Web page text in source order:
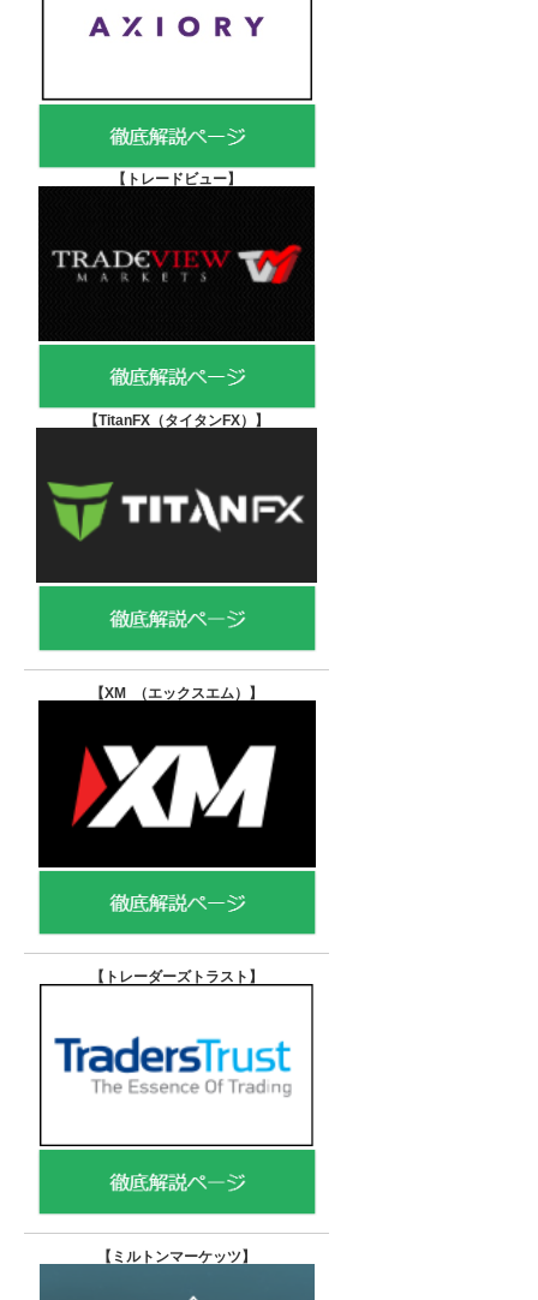
【 トレードビュー】
【TitanFX（タイタンFX） 】
【XM （エックスエム） 】
【トレーダーズトラスト 】
【 ミルトンマーケッツ】